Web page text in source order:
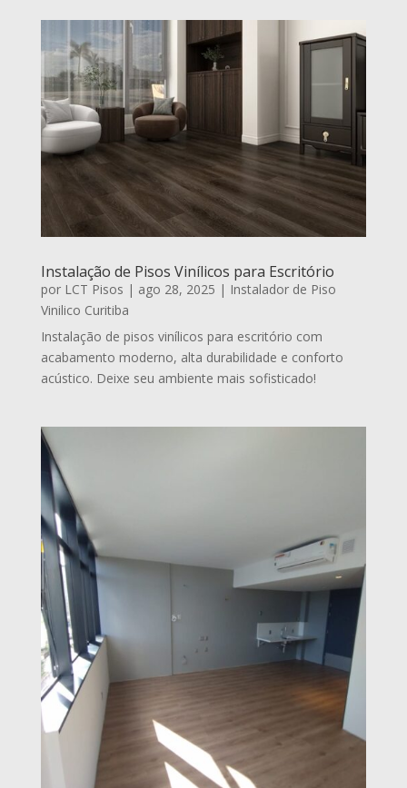
Instalação de Pisos Vinílicos para Escritório
por LCT Pisos | ago 28, 2025 | Instalador de Piso
Vinilico Curitiba
Instalação de pisos vinílicos para escritório com
acabamento moderno, alta durabilidade e conforto
acústico. Deixe seu ambiente mais sofisticado!